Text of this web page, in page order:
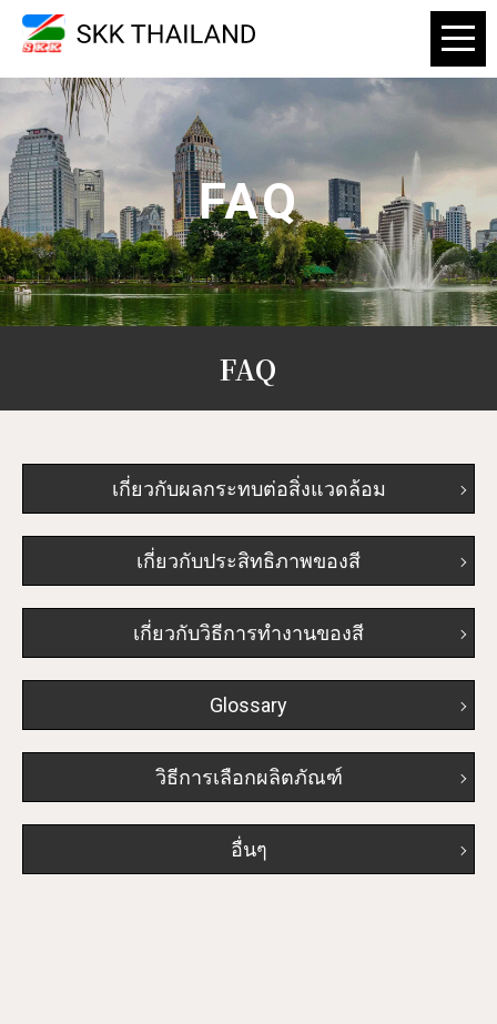
FAQ
FAQ
เกี่ยวกับผลกระทบต่อสิ่งแวดล้อม
เกี่ยวกับประสิทธิภาพของสี
เกี่ยวกับวิธีการทํางานของสี
Glossary
วิธีการเลือกผลิตภัณฑ์
อื่นๆ